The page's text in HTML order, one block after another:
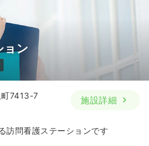
ョン
町7413-7
施設詳細
訪問看護ステーションです